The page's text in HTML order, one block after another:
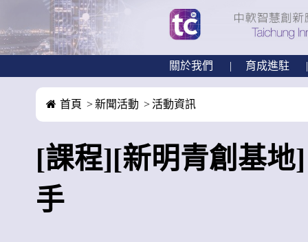
關於我們 育成進駐
首頁 新聞活動 活動資訊
[課程][新明青創基地
手